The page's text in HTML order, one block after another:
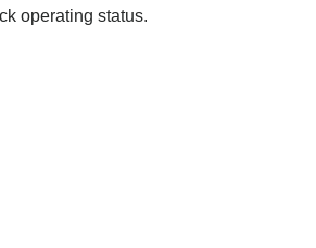
operating status.